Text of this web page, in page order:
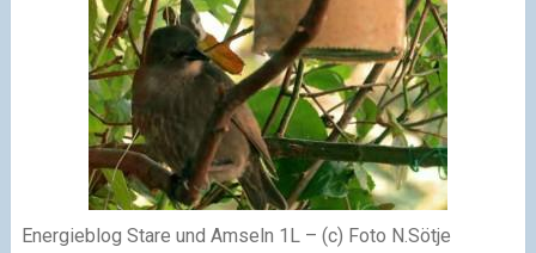
Energieblog Stare und Amseln 1L – (c) Foto N.Sötje